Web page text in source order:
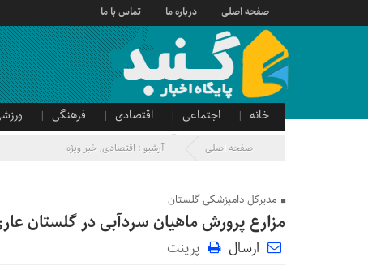
صفحه اصلی درباره ما تماس با ما
خانه اجتماعی اقتصادی فرهنگی
صدای شهروند
آگهی دولتی صفحه اصلی آرشیو : اقتصادی,خبر ویژه
مدیرکل دامپزشکی گلستان
مزارع پرورش ماهیان سردآبی در گلستان
ارسال پرینت